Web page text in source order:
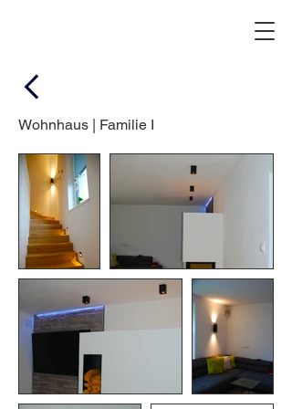
Wohnhaus | Familie I